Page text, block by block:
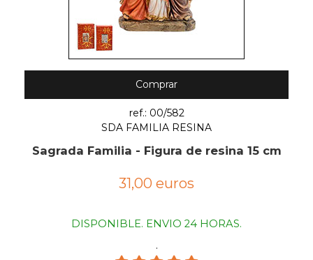
Comprar
ref.: 00/582
SDA FAMILIA RESINA
Sagrada Familia - Figura de resina 15 cm
31,00 euros
DISPONIBLE. ENVIO 24 HORAS.
.